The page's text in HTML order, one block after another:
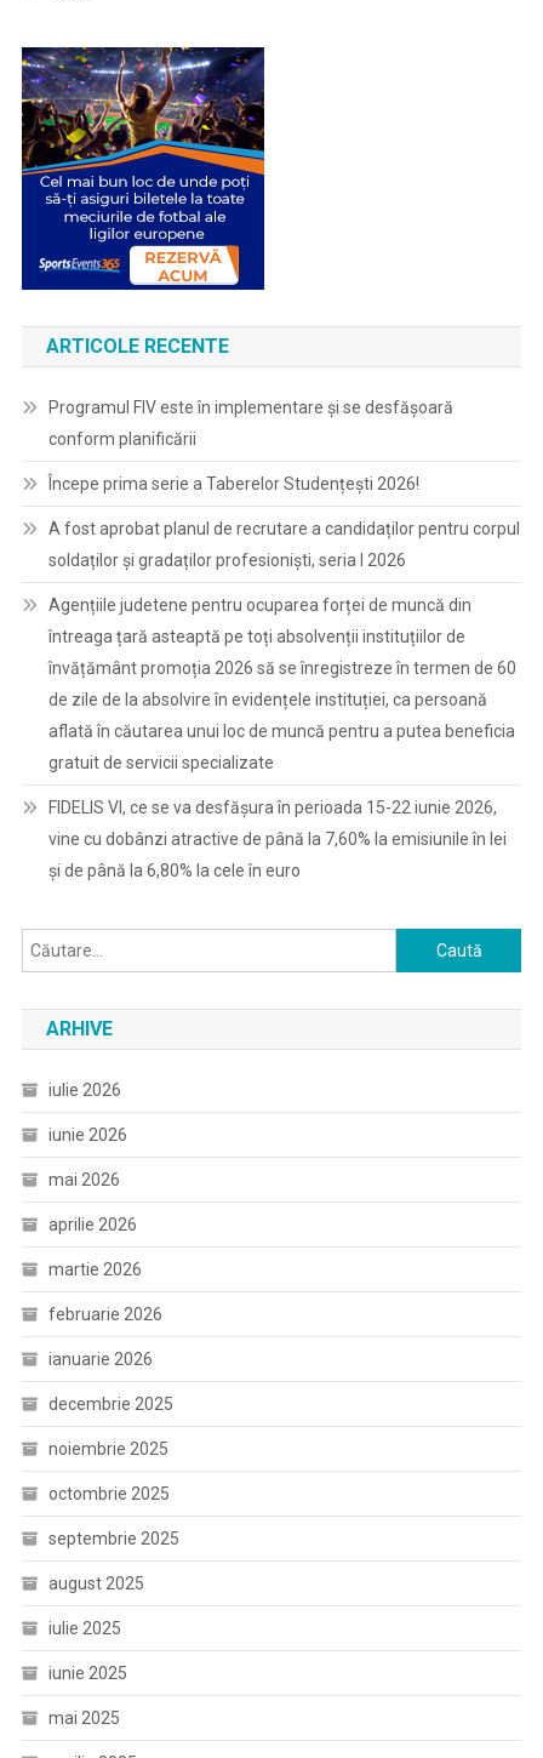
ARTICOLE RECENTE
Programul FIV este în implementare și se desfășoară
conform planificării
Începe prima serie a Taberelor Studențești 2026!
A fost aprobat planul de recrutare a candidaților pentru corpul
soldaților și gradaților profesioniști, seria I 2026
Agențiile judetene pentru ocuparea forței de muncă din
întreaga țară asteaptă pe toți absolvenții instituțiilor de
învățământ promoția 2026 să se înregistreze în termen de 60
de zile de la absolvire în evidențele instituției, ca persoană
aflată în căutarea unui loc de muncă pentru a putea beneficia
gratuit de servicii specializate
FIDELIS VI, ce se va desfășura în perioada 15-22 iunie 2026,
vine cu dobânzi atractive de până la 7,60% la emisiunile în lei
și de până la 6,80% la cele în euro
Caută
după:
ARHIVE
iulie 2026
iunie 2026
mai 2026
aprilie 2026
martie 2026
februarie 2026
ianuarie 2026
decembrie 2025
noiembrie 2025
octombrie 2025
septembrie 2025
august 2025
iulie 2025
iunie 2025
mai 2025